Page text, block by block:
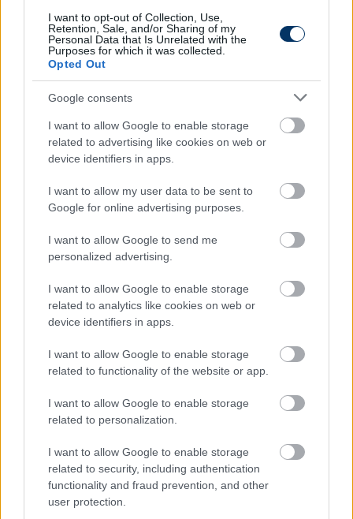
I want to opt-out of Collection, Use,
Retention, Sale, and/or Sharing of my
Personal Data that Is Unrelated with the
Purposes for which it was collected.
Opted Out
Google consents
I want to allow Google to enable storage
related to advertising like cookies on web or
device identifiers in apps.
I want to allow my user data to be sent to
Google for online advertising purposes.
I want to allow Google to send me
personalized advertising.
I want to allow Google to enable storage
related to analytics like cookies on web or
device identifiers in apps.
I want to allow Google to enable storage
related to functionality of the website or app.
I want to allow Google to enable storage
related to personalization.
I want to allow Google to enable storage
related to security, including authentication
functionality and fraud prevention, and other
user protection.
nagy az öröm, de kérdés, mikor lesz itt hasonló siker.
Ahogy olvasom a híreket, meghatározó játékosok
távoznak, a vezetőedzővel, Borbély Balázzsal együtt.
Hallom, hogy árulózzák őt, de én megértem,
hogy váltani akart. Ilyen lehetőség, hogy
leüljön a Fradi kispadjára, nem lesz több az
életében. A címvédésről itt Győrben
Pörögnek a hírek az átigazolási piacon, kövesd a
rovatát, ahol minden fontos információt azonnal
megtalálsz - KATTINTS!
Olvastad már?